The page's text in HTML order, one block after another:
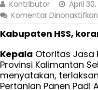
Kontributor April
Komentar Dinonaktifkan
Kabupaten HSS,
Kepala Otoritas Jasa
Provinsi Kalimantan
menyatakan,
Pertanian Panen Padi